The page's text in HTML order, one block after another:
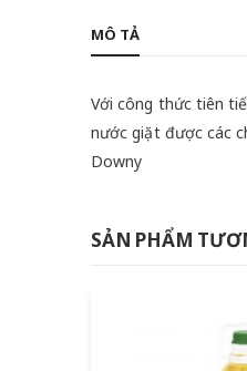
MÔ TẢ
Với công thức tiên
nước giặt được các
Downy
SẢN PHẨM